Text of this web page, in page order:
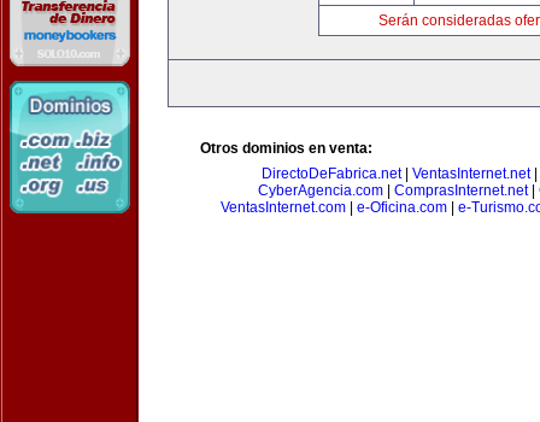
Serán consideradas
Otros dominios en venta:
DirectoDeFabrica.net| VentasInternet.net|
CyberAgencia.com| ComprasInternet.net|
VentasInternet.com
e-Oficina.com e-